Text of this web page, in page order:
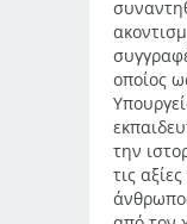
οποίος
την
τις